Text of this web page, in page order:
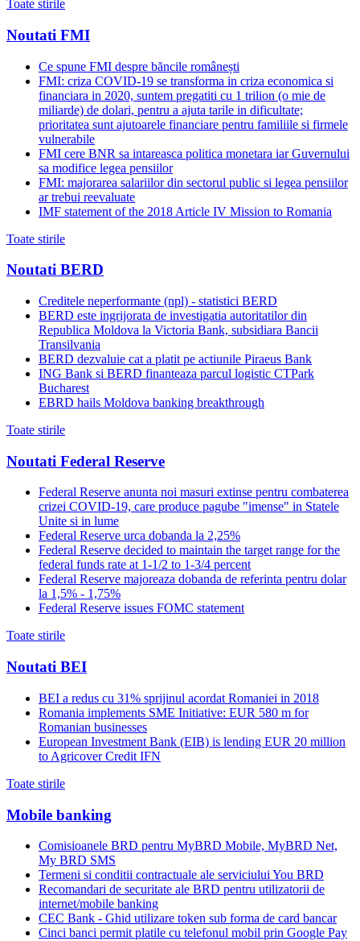
Toate stirile
Noutati FMI
Ce spune FMI despre băncile românești
FMI: criza COVID-19 se transforma in criza economica si
financiara in 2020, suntem pregatiti cu 1 trilion (o mie de
miliarde) de dolari, pentru a ajuta tarile in dificultate;
prioritatea sunt ajutoarele financiare pentru familiile si firmele
vulnerabile
FMI cere BNR sa intareasca politica monetara iar Guvernului
sa modifice legea pensiilor
FMI: majorarea salariilor din sectorul public si legea pensiilor
ar trebui reevaluate
IMF statement of the 2018 Article IV Mission to Romania
Toate stirile
Noutati BERD
Creditele neperformante (npl) - statistici BERD
BERD este ingrijorata de investigatia autoritatilor din
Republica Moldova la Victoria Bank, subsidiara Bancii
Transilvania
BERD dezvaluie cat a platit pe actiunile Piraeus Bank
ING Bank si BERD finanteaza parcul logistic CTPark
Bucharest
EBRD hails Moldova banking breakthrough
Toate stirile
Noutati Federal Reserve
Federal Reserve anunta noi masuri extinse pentru combaterea
crizei COVID-19, care produce pagube "imense" in Statele
Unite si in lume
Federal Reserve urca dobanda la 2,25%
Federal Reserve decided to maintain the target range for the
federal funds rate at 1-1/2 to 1-3/4 percent
Federal Reserve majoreaza dobanda de referinta pentru dolar
la 1,5% - 1,75%
Federal Reserve issues FOMC statement
Toate stirile
Noutati BEI
BEI a redus cu 31% sprijinul acordat Romaniei in 2018
Romania implements SME Initiative: EUR 580 m for
Romanian businesses
European Investment Bank (EIB) is lending EUR 20 million
to Agricover Credit IFN
Toate stirile
Mobile banking
Comisioanele BRD pentru MyBRD Mobile, MyBRD Net,
My BRD SMS
Termeni si conditii contractuale ale serviciului You BRD
Recomandari de securitate ale BRD pentru utilizatorii de
internet/mobile banking
CEC Bank - Ghid utilizare token sub forma de card bancar
Cinci banci permit platile cu telefonul mobil prin Google Pay